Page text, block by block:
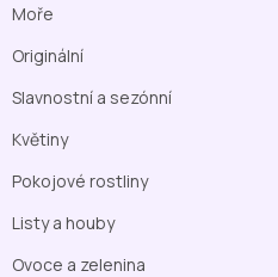
Moře
Originální
Slavnostní a sezónní
Květiny
Pokojové rostliny
Listy a houby
Ovoce a zelenina